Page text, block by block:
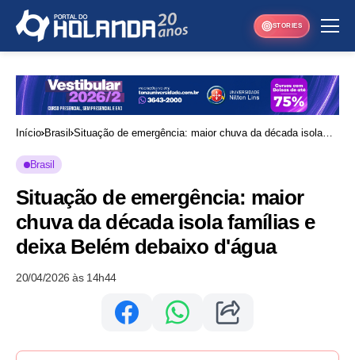
STORIES
Início Brasil Situação de emergência: maior chuva da década isola
Brasil
Situação de emergência: maior
chuva da década isola famílias e
deixa Belém debaixo d'água
20/04/2026 às 14h44